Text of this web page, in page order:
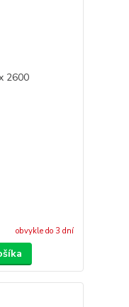
obvykle do 3 dní